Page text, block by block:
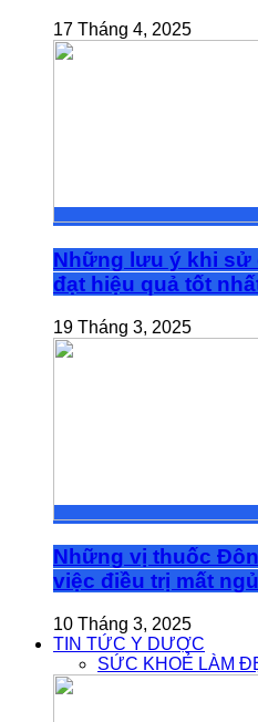
17 Tháng 4, 2025
Những lưu ý khi sử
đạt hiệu quả tốt
19 Tháng 3, 2025
Những vị thuốc
việc điều trị mất ngủ
10 Tháng 3, 2025
TIN TỨC Y DƯỢC
SỨC KHOẺ LÀM